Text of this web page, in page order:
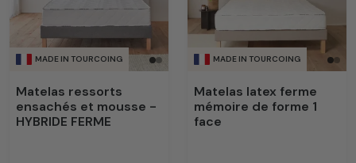
MADE IN TOURCOING
Matelas ressorts
ensachés et mousse -
HYBRIDE FERME
MADE IN TOURCOING
Matelas latex ferme
mémoire de forme 1
face